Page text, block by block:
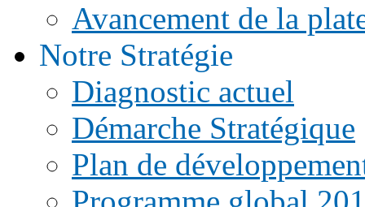
Avancement de la
Notre Stratégie
Diagnostic actuel
Démarche Stratégique
Plan de